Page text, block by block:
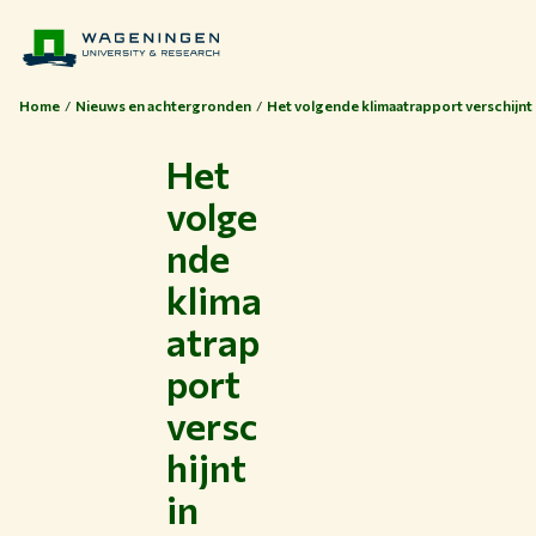
Home Nieuws en achtergronden Het volgende klimaatrapport
Het
volge
nde
klima
atrap
port
versc
hijnt
in